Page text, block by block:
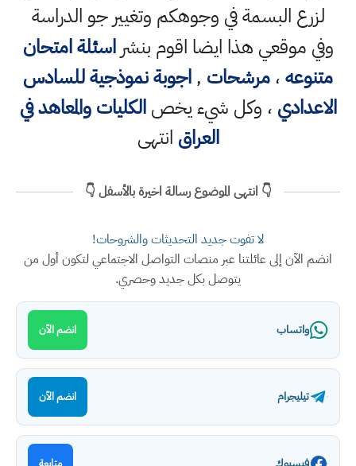
لزرع البسمة في وجوهكم وتغيير جو الدراسة
وفي موقعي هذا ايضا اقوم بنشراسئلة امتحان
متنوعه،مرشحات ,اجوبة نموذجية للسادس
الاعدادي ، وكل شيء يخصالكليات والمعاهد في
العراق انتهى
👇 انتهى الموضوع رسالة اخيرة بالأسفل 👇
لا تفوت جديد التحديثات والشروحات!
انضم الآن إلى عائلتنا عبر منصات التواصل الاجتماعي لتكون أول من
يتوصل بكل جديد وحصري.
واتساب انضم الآن
تيليجرام انضم الآن